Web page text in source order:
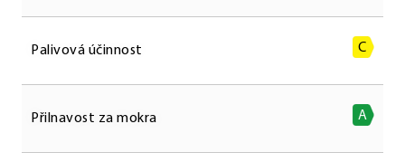
Palivová účinnost C
Přilnavost za mokra A